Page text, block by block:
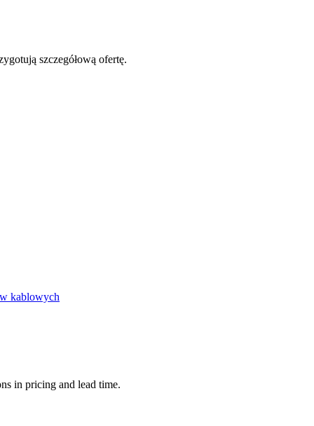
szczegółową ofertę.
kablowych
in pricing and lead time.